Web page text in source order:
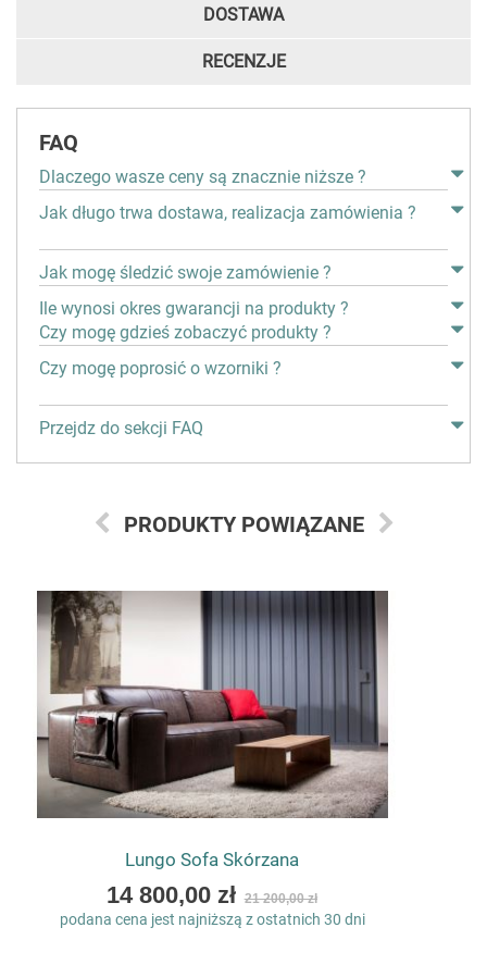
DOSTAWA
RECENZJE
FAQ
Dlaczego wasze ceny są znacznie niższe ?
Jak długo trwa dostawa, realizacja zamówienia ?
Jak mogę śledzić swoje zamówienie ?
Ile wynosi okres gwarancji na produkty ?
Czy mogę gdzieś zobaczyć produkty ?
Czy mogę poprosić o wzorniki ?
Przejdz do sekcji FAQ
PRODUKTY POWIĄZANE
Lungo Sofa Skórzana
As
low
14 800,00 zł 21 200,00 zł
podana cena jest najniższą z ostatnich 30 dni